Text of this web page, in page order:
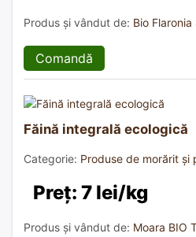
Produs și vândut de: Bio Flaronia
Comandă
Făină integrală ecologică
Categorie: Produse de morărit și
Preț: 7 lei/kg
Produs și vândut de: Moara BIO